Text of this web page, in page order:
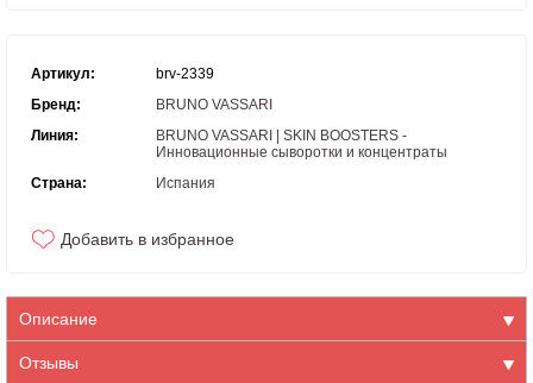
Артикул:
brv-2339
Бренд:
BRUNO VASSARI
Линия:
BRUNO VASSARI | SKIN BOOSTERS -
Инновационные сыворотки и концентраты
Страна:
Испания
Добавить в избранное
Описание
Отзывы